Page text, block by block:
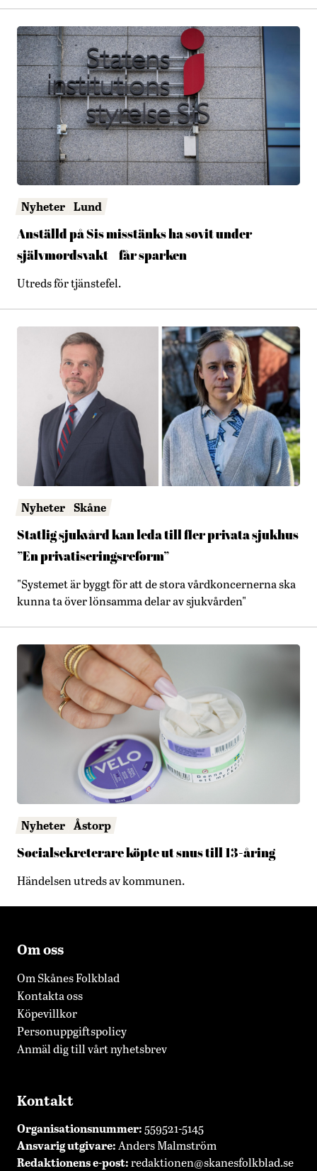
Nyheter Lund
Anställd på Sis misstänks ha sovit under
självmordsvakt – får sparken
Utreds för tjänstefel.
Nyheter Skåne
Statlig sjukvård kan leda till fler privata sjukhus
”En privatiseringsreform”
"Systemet är byggt för att de stora vårdkoncernerna ska
kunna ta över lönsamma delar av sjukvården"
Nyheter Åstorp
Socialsekreterare köpte ut snus till 13-åring
Händelsen utreds av kommunen.
Om oss
Om Skånes Folkblad
Kontakta oss
Köpevillkor
Personuppgiftspolicy
Anmäl dig till vårt nyhetsbrev
Kontakt
Organisationsnummer: 559521-5145
Ansvarig utgivare: Anders Malmström
Redaktionense-post:redaktionen@skanesfolkblad.se